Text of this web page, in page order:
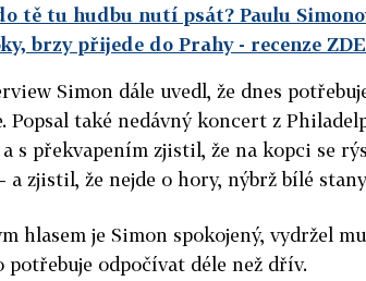
tě tu hudbu nutí psát? Paulu
brzy přijede do Prahy- recenze ZDE
Simon dále uvedl, že dnes
Popsal také nedávný koncert z
s překvapením zjistil, že na kopci se
a zjistil, že nejde o hory, nýbrž bílé
hlasem je Simon spokojený, vydržel
potřebuje odpočívat déle než dřív.